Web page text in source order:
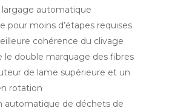
largage automatique
pour moins d’étapes requises
cohérence du clivage
le double marquage des fibres
de lame supérieure et un
rotation
automatique de déchets de